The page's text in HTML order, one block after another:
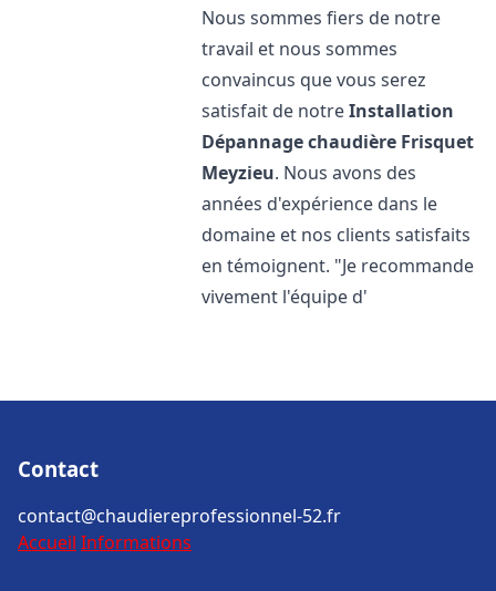
Nous sommes fiers de notre
travail et nous sommes
convaincus que vous serez
satisfait de notreInstallation
Dépannage chaudière Frisquet
Meyzieu. Nous avons des
années d'expérience dans le
domaine et nos clients satisfaits
en témoignent. "Je recommande
vivement l'équipe d'
Contact
contact@chaudiereprofessionnel-52.fr
Accueil Informations